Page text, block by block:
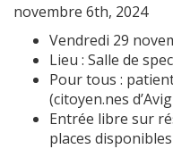
novembre 6th, 2024
Vendredi 29
Lieu : Salle de
Pour tous :
(citoyen.nes
Entrée libre sur
places disponibles